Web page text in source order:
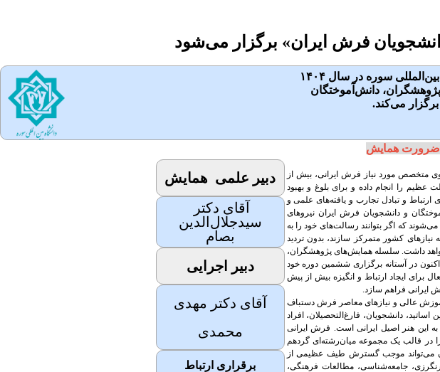
فرش ایران» برگزار می‌شود
سوره در سال ۱۴۰۴
دانش‌آموختگان
می‌کند.
همایش
متخصص مورد نیاز فرش ایرانی، بیش از
را انجام داده و برای بلوغ و بهبود
ارتباط و تبادل تجارب و یافته‌های علمی و
و دانشجویان فرش ایران نیروهای
که اگر بتوانند رسالت‌های خود را به
کشور متمرکز سازند، بدون تردید
داشت. سلسله همایش‌های پژوهشگران،
در آستانه برگزاری ششمین دوره خود
برای ایجاد ارتباط و انگیزه‌ بیش از پیش
ایرانی فراهم سازد.
عالی و نیازهای معاصر فرش دستباف
دانشجویان، فارغ‌التحصیلان، افراد
این هنر اصیل ایرانی است. فرش ایرانی
در قالب یک مجموعه‌ میان‌رشته‌ای گردهم
آن می‌تواند موجب گسترش طیف عظیمی از
جامعه‌شناسی، مطالعات فرهنگی،
دبیر علمی همایش
آقای دکتر
سیدجلال‌الدین
بصام
دبیر اجرایی
آقای دکتر مهدی
محمدی
برقراری ارتباط